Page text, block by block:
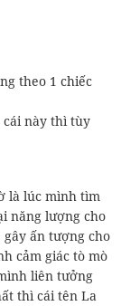
theo 1 chiếc
cái này thì tùy
là lúc mình tìm
năng lượng cho
gây ấn tượng cho
cảm giác tò mò
liên tưởng
thì cái tên La